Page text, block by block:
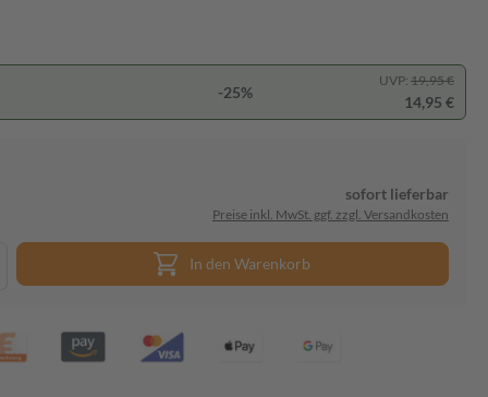
-25%
UVP: 19,95 €
14,95 €
sofort lieferbar
Preise inkl. MwSt. ggf. zzgl. Versandkosten
In den Warenkorb